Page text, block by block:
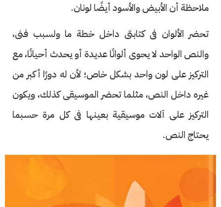
ملاحظة أن الأبيض والأسود أيضًا لونان.
تحضر الألوان فى كتابتى داخل خطة ما ولسبب فنى،
والنص الواحد لا يحوى ألوانًا عديدة أو يحدث أحيانًا، مع
التركيز على لون واحد بشكل خاص؛ لأن له دورًا أكبر من
غيره داخل النص، مثلما تحضر الموسيقى كذلك، ويكون
التركيز على آلات موسيقية بعينها فى كل مرة حسبما
يحتاج النص.